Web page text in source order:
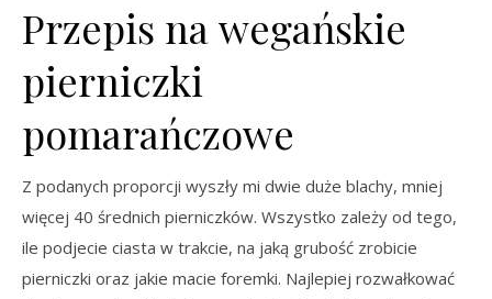
Przepis na wegańskie
pierniczki
pomarańczowe
Z podanych proporcji wyszły mi dwie duże blachy, mniej
więcej 40 średnich pierniczków. Wszystko zależy od tego,
ile podjecie ciasta w trakcie, na jaką grubość zrobicie
pierniczki oraz jakie macie foremki. Najlepiej rozwałkować